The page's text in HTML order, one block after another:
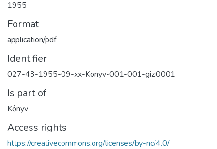
1955
Format
application/pdf
Identifier
027-43-1955-09-xx-Konyv-001-001-gizi0001
Is part of
Kőnyv
Access rights
https://creativecommons.org/licenses/by-nc/4.0/